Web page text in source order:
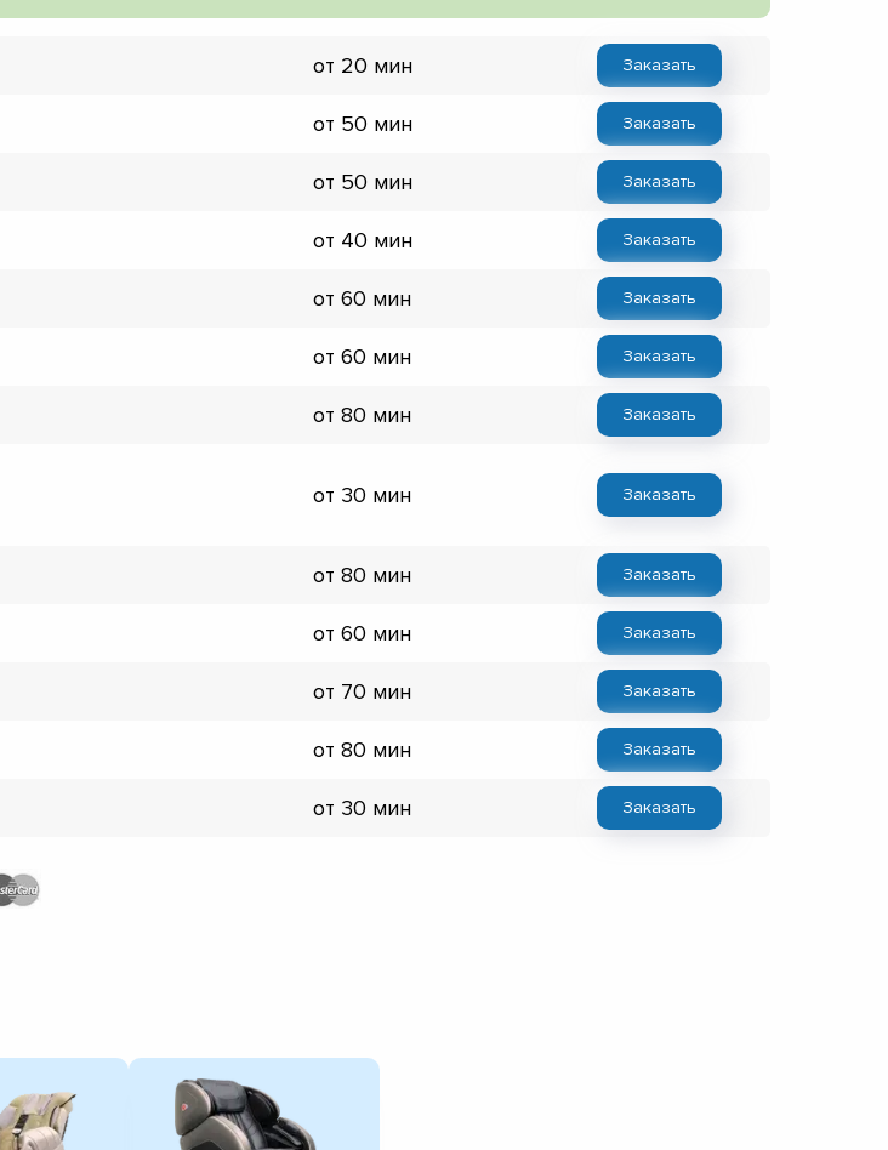
от 20 мин Заказать
от 50 мин Заказать
от 50 мин Заказать
от 40 мин Заказать
от 60 мин Заказать
от 60 мин Заказать
от 80 мин Заказать
от 30 мин Заказать
от 80 мин Заказать
от 60 мин Заказать
от 70 мин Заказать
от 80 мин Заказать
от 30 мин Заказать